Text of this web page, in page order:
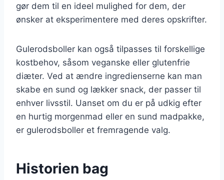
gør dem til en ideel mulighed for dem, der
ønsker at eksperimentere med deres opskrifter.
Gulerodsboller kan også tilpasses til forskellige
kostbehov, såsom veganske eller glutenfrie
diæter. Ved at ændre ingredienserne kan man
skabe en sund og lækker snack, der passer til
enhver livsstil. Uanset om du er på udkig efter
en hurtig morgenmad eller en sund madpakke,
er gulerodsboller et fremragende valg.
Historien bag